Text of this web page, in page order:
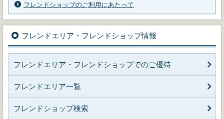
フレンドショップのご利用にあたって
フレンドエリア・フレンドショップ情報
フレンドエリア・フレンドショップでのご優待
フレンドエリア一覧
フレンドショップ検索